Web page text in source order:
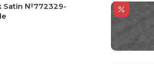
Satin №772329-